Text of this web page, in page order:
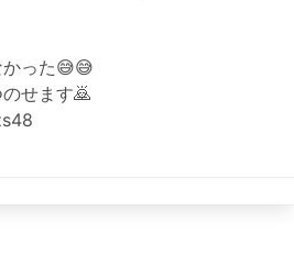
った😅😅
せます🙇